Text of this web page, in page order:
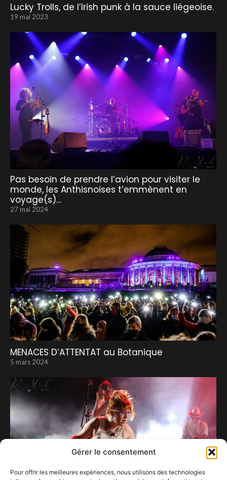
Gérer le consentement
Pour offrir les meilleures expériences, nous utilisons des technologies
Lucky Trolls, de l’Irish punk à la sauce liégeoise.
19 mai 2023
Pas besoin de prendre l’avion pour visiter le
monde, les Anthisnoises t’emmènent en
voyage(s)…
27 mai 2024
MENACES D’ATTENTAT au Botanique
5 mars 2024